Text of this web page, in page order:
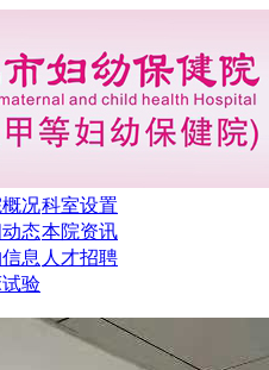
况科室设置
态本院资讯
息 人才招聘
验